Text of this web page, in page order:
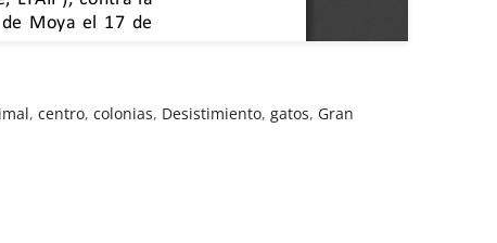
,centro,colonias, Desistimiento,gatos, Gran